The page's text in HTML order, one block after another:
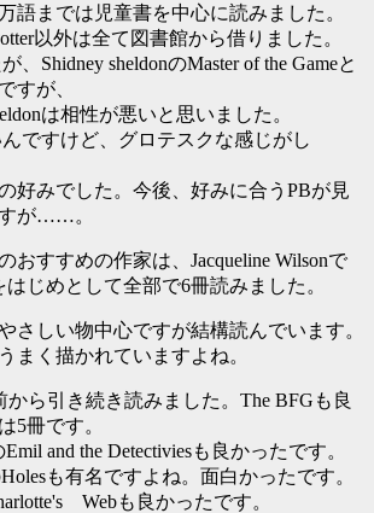
語までは児童書を中心に読みました。
以外は全て図書館から借りました。
、Shidney sheldonのMaster of the Gameと
すが、
は相性が悪いと思いました。
んですけど、グロテスクな感じがし
好みでした。今後、好みに合うPBが見
が……。
おすすめの作家は、Jacqueline Wilsonで
はじめとして全部で6冊読みました。
さしい物中心ですが結構読んでいます。
まく描かれていますよね。
から引き続き読みました。The BFGも良
5冊です。
and the Detectiviesも良かったです。
も有名ですよね。面白かったです。
Webも良かったです。